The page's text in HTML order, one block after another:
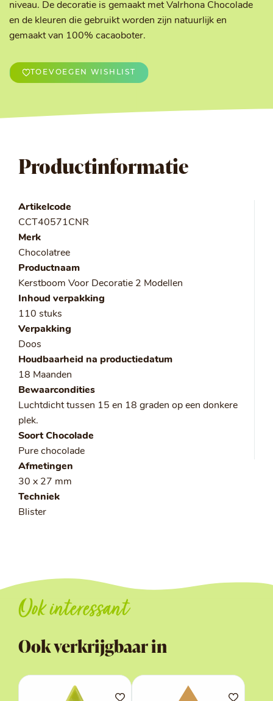
niveau. De decoratie is gemaakt met Valrhona Chocolade
en de kleuren die gebruikt worden zijn natuurlijk en
gemaakt van 100% cacaoboter.
TOEVOEGEN WISHLIST
Productinformatie
Artikelcode
CCT40571CNR
Merk
Chocolatree
Productnaam
Kerstboom Voor Decoratie 2 Modellen
Inhoud verpakking
110 stuks
Verpakking
Doos
Houdbaarheid na productiedatum
18 Maanden
Bewaarcondities
Luchtdicht tussen 15 en 18 graden op een donkere
plek.
Soort Chocolade
Pure chocolade
Afmetingen
30 x 27 mm
Techniek
Blister
Ook interessant
Ook verkrijgbaar in